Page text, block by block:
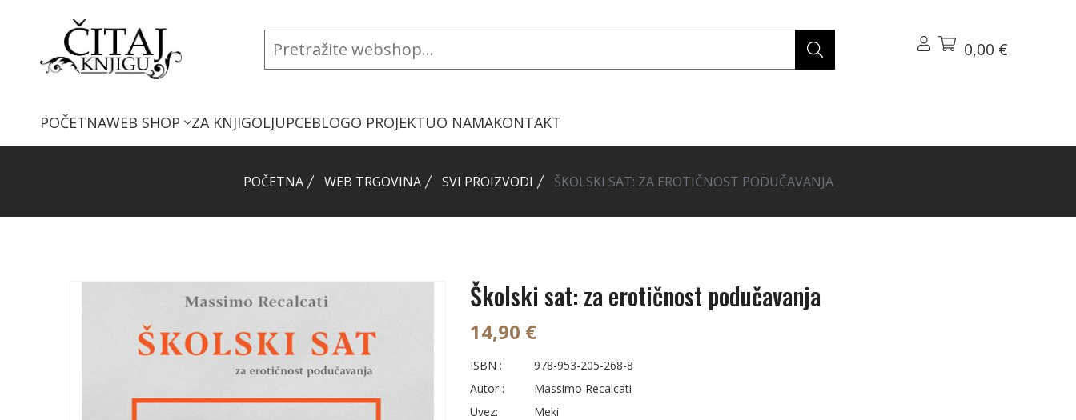
0,00 €
POČETNAWEB SHOP ZA KNJIGOLJUPCEBLOGO PROJEKTUO NAMAKONTAKT
POČETNA WEB TRGOVINA SVI PROIZVODI ŠKOLSKI SAT: ZA EROTIČNOST PODUČAVANJA
Školski sat: za erotičnost podučavanja
14,90 €
ISBN :
978-953-205-268-8
Autor :
Massimo Recalcati
Uvez:
Meki